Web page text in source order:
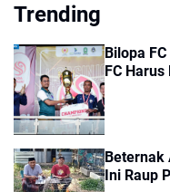
Trending
Bilopa
FC Harus
Beternak
Ini Raup